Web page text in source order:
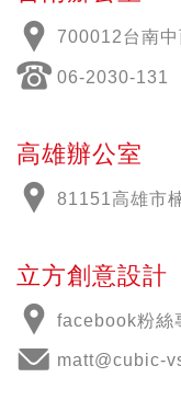
700012台南
06-2030-131
高雄辦公室
81151高雄市
立方創意設計
facebook粉絲
matt@cubic-